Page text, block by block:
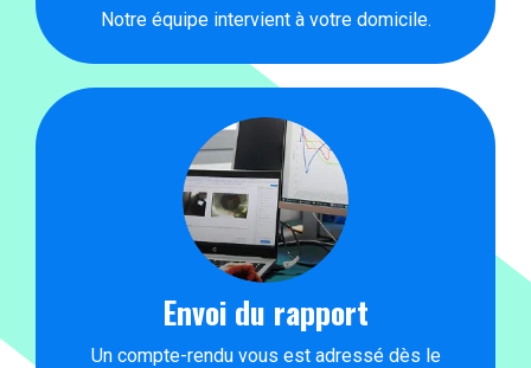
Notre équipe intervient à votre domicile.
Envoi du rapport
Un compte-rendu vous est adressé dès le